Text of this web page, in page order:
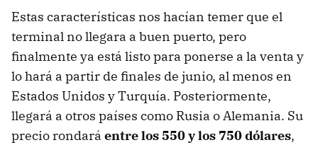
Estas características nos hacían temer que el
terminal no llegara a buen puerto, pero
finalmente ya está listo para ponerse a la venta y
lo hará a partir de finales de junio, al menos en
Estados Unidos y Turquía. Posteriormente,
llegará a otros países como Rusia o Alemania. Su
precio rondará entre los 550 y los 750 dólares,